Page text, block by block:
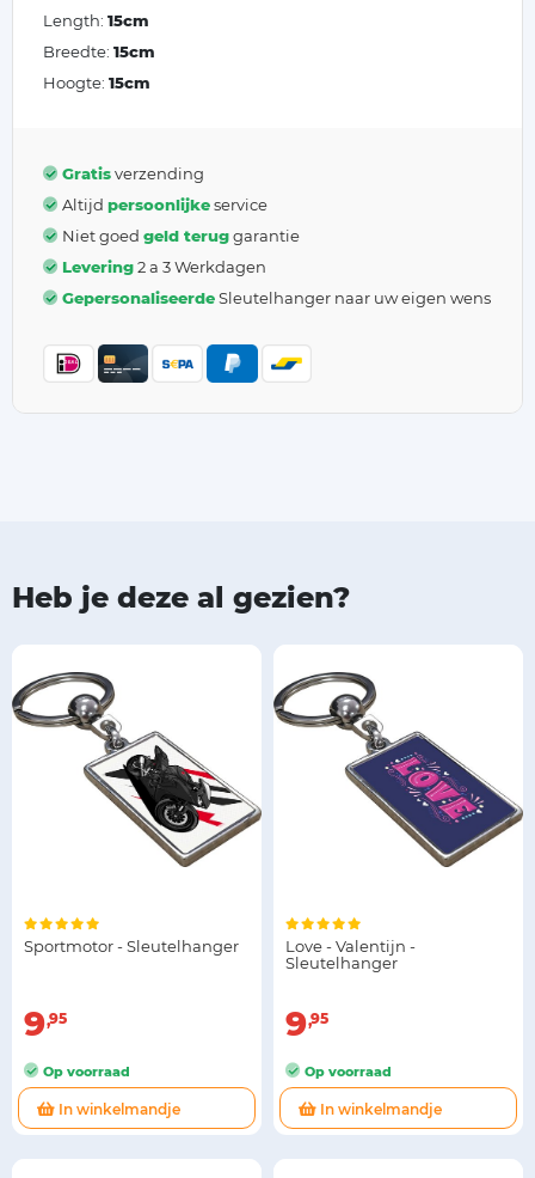
Length: 15cm
Breedte: 15cm
Hoogte: 15cm
Gratisverzending
Altijd persoonlijkeservice
Niet goed geld teruggarantie
Levering2 a 3 Werkdagen
GepersonaliseerdeSleutelhanger naar uw eigen wens
Heb je deze al gezien?
Sportmotor - Sleutelhanger
9 95
Op voorraad
In winkelmandje
Love - Valentijn -
Sleutelhanger
9 95
Op voorraad
In winkelmandje